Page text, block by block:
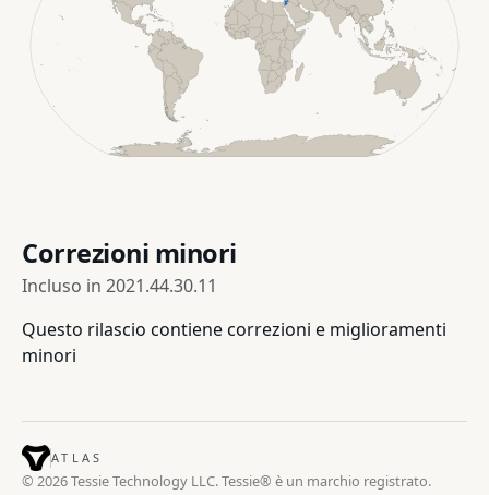
Correzioni minori
Incluso in 2021.44.30.11
Questo rilascio contiene correzioni e miglioramenti
minori
ATLAS
© 2026 Tessie Technology LLC. Tessie® è un marchio registrato.